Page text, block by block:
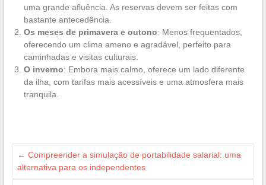
uma grande afluência. As reservas devem ser feitas com
bastante antecedência.
Os meses de primavera e outono: Menos frequentados,
oferecendo um clima ameno e agradável, perfeito para
caminhadas e visitas culturais.
O inverno: Embora mais calmo, oferece um lado diferente
da ilha, com tarifas mais acessíveis e uma atmosfera mais
tranquila.
← Compreender a simulação de portabilidade salarial: uma
alternativa para os independentes